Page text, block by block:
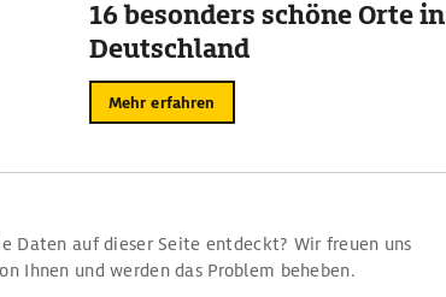
16 besonders schöne Orte in
Deutschland
Mehr erfahren
Daten auf dieser Seite entdeckt? Wir freuen uns
Ihnen und werden das Problem beheben.